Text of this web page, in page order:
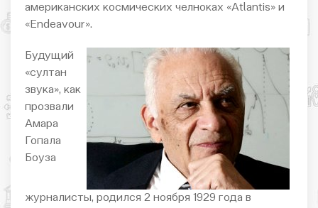
американских космических челноках «Atlantis» и
«Endeavour».
Будущий
«султан
звука», как
прозвали
Амара
Гопала
Боуза
журналисты, родился 2 ноября 1929 года в